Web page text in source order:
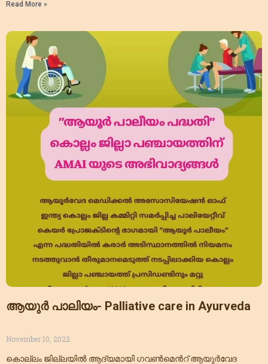
Read More »
ആയുർ പാലിയം- Palliative care in Ayurveda
November 10, 2022
കൊല്ലം ജില്ലയിൽ ആദ്യമായി ഗവൺമെൻറ് ആയുർവേദ